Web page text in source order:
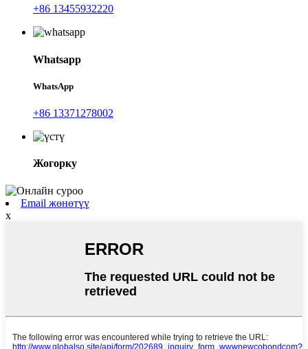
+86 13455932220
Whatsapp
WhatsApp
+86 13371278002
Жогорку
Email жөнөтүү
x